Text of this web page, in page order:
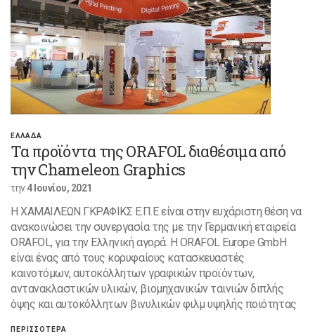
ΕΛΛΑΔΑ
Τα προϊόντα της ORAFOL διαθέσιμα από
την Chameleon Graphics
την4 Ιουνίου, 2021
Η ΧΑΜΑΙΛΕΩΝ ΓΚΡΑΦΙΚΣ Ε.Π.Ε είναι στην ευχάριστη θέση να
ανακοινώσει την συνεργασία της με την Γερμανική εταιρεία
ORAFOL, για την Ελληνική αγορά. Η ORAFOL Europe GmbH
είναι ένας από τους κορυφαίους κατασκευαστές
καινοτόμων, αυτοκόλλητων γραφικών προϊόντων,
αντανακλαστικών υλικών, βιομηχανικών ταινιών διπλής
όψης και αυτοκόλλητων βινυλικών φιλμ υψηλής ποιότητας
ΠΕΡΙΣΣΟΤΕΡΑ